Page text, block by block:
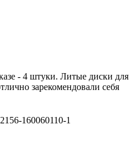
- 4 штуки. Литые диски для
зарекомендовали себя
160060110-1